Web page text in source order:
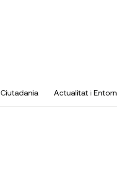
Ciutadania Actualitat i Entorn